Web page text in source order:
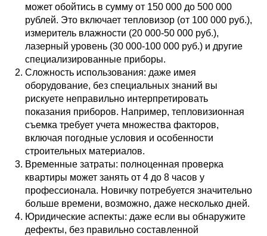
может обойтись в сумму от 150 000 до 500 000
рублей. Это включает тепловизор (от 100 000 руб.),
измеритель влажности (20 000-50 000 руб.),
лазерный уровень (30 000-100 000 руб.) и другие
специализированные приборы.
Сложность использования: даже имея
оборудование, без специальных знаний вы
рискуете неправильно интерпретировать
показания приборов. Например, тепловизионная
съемка требует учета множества факторов,
включая погодные условия и особенности
строительных материалов.
Временные затраты: полноценная проверка
квартиры может занять от 4 до 8 часов у
профессионала. Новичку потребуется значительно
больше времени, возможно, даже несколько дней.
Юридические аспекты: даже если вы обнаружите
дефекты, без правильно составленной